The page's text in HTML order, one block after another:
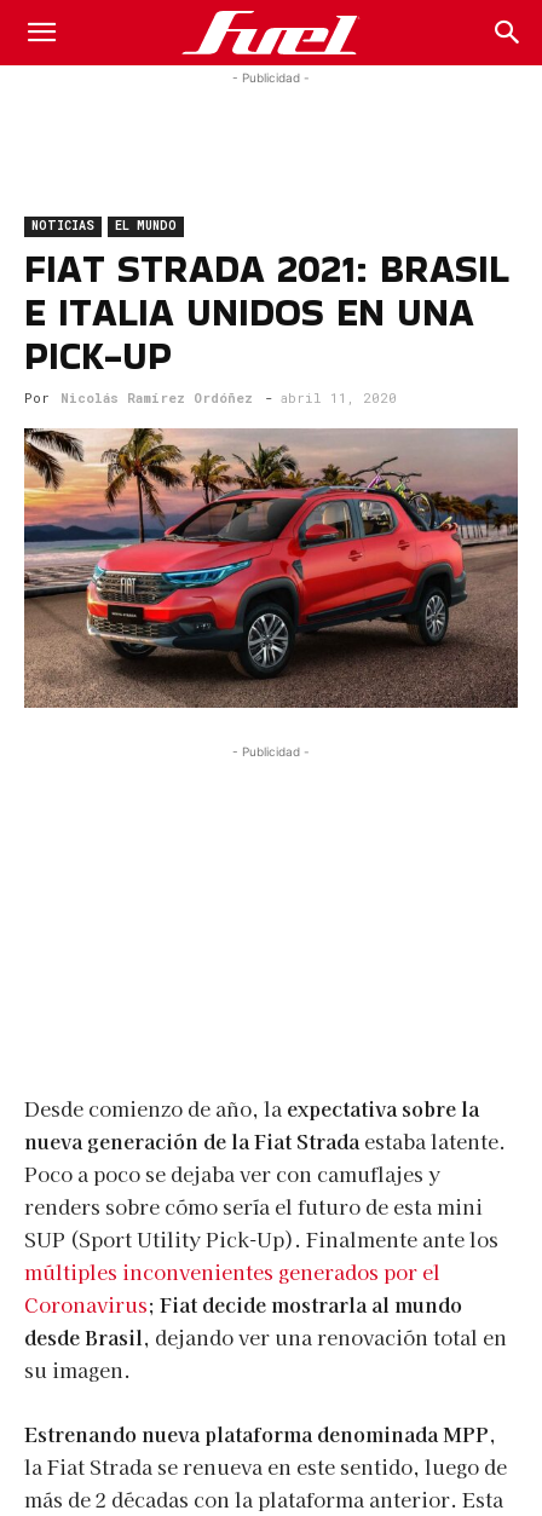
Fuel
Magazine
- Publicidad -
NOTICIAS EL MUNDO
FIAT STRADA 2021: BRASIL
E ITALIA UNIDOS EN UNA
PICK-UP
Por Nicolás Ramírez Ordóñez - abril 11, 2020
- Publicidad -
Desde comienzo de año, la expectativa sobre la
nueva generación de la Fiat Stradaestaba latente.
Poco a poco se dejaba ver con camuflajes y
renders sobre cómo sería el futuro de esta mini
SUP (Sport Utility Pick-Up). Finalmente ante los
múltiples inconvenientes generados por el
Coronavirus; Fiat decide mostrarla al mundo
desde Brasil, dejando ver una renovación total en
su imagen.
Estrenando nueva plataforma denominada MPP,
la Fiat Strada se renueva en este sentido, luego de
más de 2 décadas con la plataforma anterior. Esta